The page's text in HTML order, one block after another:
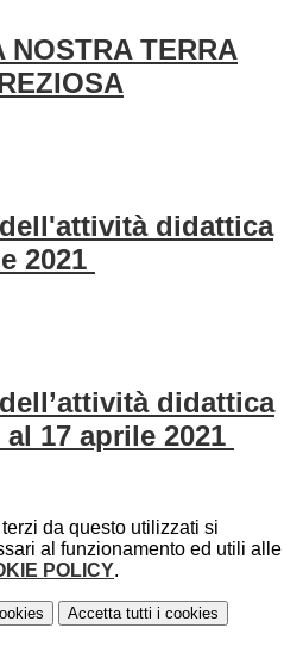
TERRA
didattica
2021
didattica
17 aprile 2021
da questo utilizzati si
al funzionamento ed utili alle
POLICY.
Accetta tutti i cookies